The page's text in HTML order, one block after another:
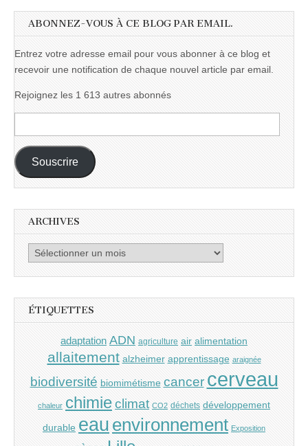
ABONNEZ-VOUS À CE BLOG PAR EMAIL.
Entrez votre adresse email pour vous abonner à ce blog et
recevoir une notification de chaque nouvel article par email.
Rejoignez les 1 613 autres abonnés
e-
mail :
Souscrire
ARCHIVES
Archives
ÉTIQUETTES
adaptation ADN agriculture air alimentation
allaitement alzheimer apprentissage araignée
biodiversité biomimétisme cancer cerveau
chaleur chimieclimat CO2 déchets développement
durable eau environnement Exposition